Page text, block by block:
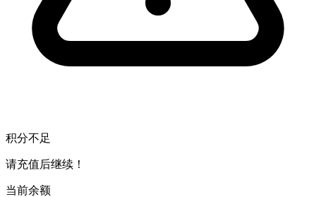
积分不足
请充值后继续！
当前余额